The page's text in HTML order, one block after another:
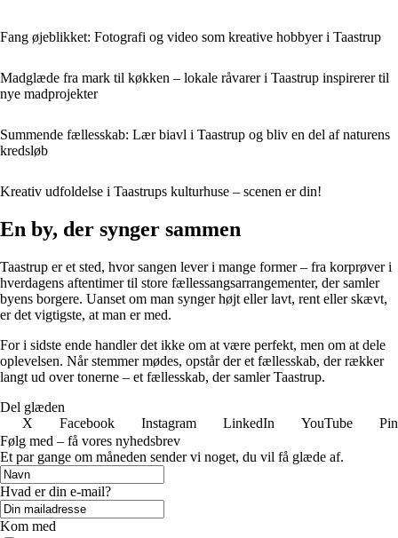
Fang øjeblikket: Fotografi og video som kreative hobbyer i Taastrup
Madglæde fra mark til køkken – lokale råvarer i Taastrup inspirerer til
nye madprojekter
Summende fællesskab: Lær biavl i Taastrup og bliv en del af naturens
kredsløb
Kreativ udfoldelse i Taastrups kulturhuse – scenen er din!
En by, der synger sammen
Taastrup er et sted, hvor sangen lever i mange former – fra korprøver i
hverdagens aftentimer til store fællessangsarrangementer, der samler
byens borgere. Uanset om man synger højt eller lavt, rent eller skævt,
er det vigtigste, at man er med.
For i sidste ende handler det ikke om at være perfekt, men om at dele
oplevelsen. Når stemmer mødes, opstår der et fællesskab, der rækker
langt ud over tonerne – et fællesskab, der samler Taastrup.
Del glæden
X
Facebook Instagram LinkedIn YouTube
Følg med – få vores nyhedsbrev
Et par gange om måneden sender vi noget, du vil få glæde af.
Hvad er din e-mail?
Kom med